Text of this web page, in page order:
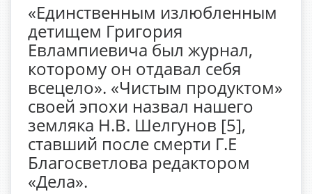
«Единственным излюбленным
детищем Григория
Евлампиевича был журнал,
которому он отдавал себя
всецело». «Чистым продуктом»
своей эпохи назвал нашего
земляка Н.В. Шелгунов [5],
ставший после смерти Г.Е
Благосветлова редактором
«Дела».